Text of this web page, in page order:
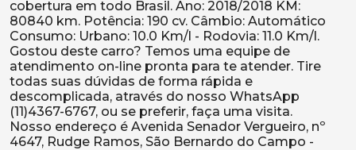
cobertura em todo Brasil. Ano: 2018/2018 KM:
80840 km. Potência: 190 cv. Câmbio: Automático
Consumo: Urbano: 10.0 Km/l - Rodovia: 11.0 Km/l.
Gostou deste carro? Temos uma equipe de
atendimento on-line pronta para te atender. Tire
todas suas dúvidas de forma rápida e
descomplicada, através do nosso WhatsApp
(11)4367-6767, ou se preferir, faça uma visita.
Nosso endereço é Avenida Senador Vergueiro, nº
4647, Rudge Ramos, São Bernardo do Campo -